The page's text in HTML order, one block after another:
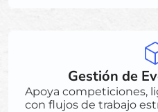
Gestión de
Apoya competiciones,
con flujos de trabajo